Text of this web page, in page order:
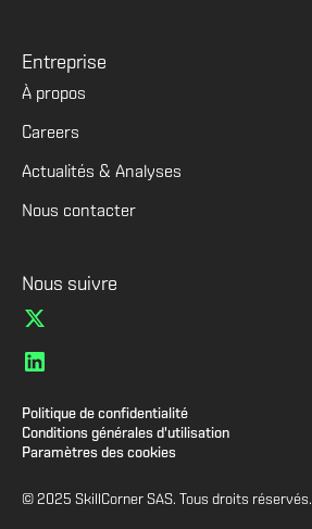
Entreprise
À propos
Careers
Actualités & Analyses
Nous contacter
Nous suivre
© 2025 SkillCorner SAS. Tous droits réservés.
Politique de confidentialité
Conditions générales d'utilisation
Paramètres des cookies